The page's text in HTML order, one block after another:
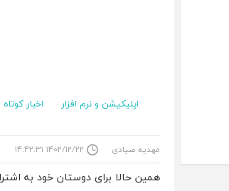
اپلیکیشن و نرم افزار اخبار کوتاه
مهدیه صیادی ۱۴۰۲/۱۲/۲۲ ۱۴:۴۲:۳۱
همین حالا برای دوستان خود به